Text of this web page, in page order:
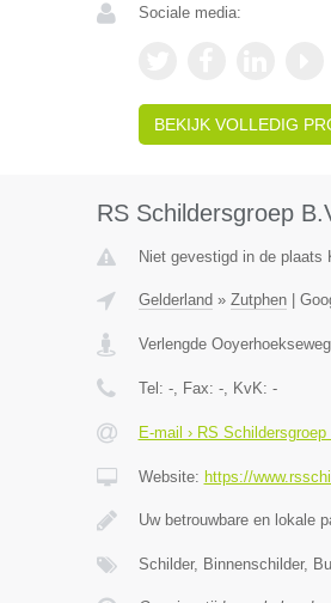
Sociale media:
BEKIJK VOLLEDIG
RS Schildersgroep
Niet gevestigd in de plaats
Gelderland » Zutphen|
Verlengde Ooyerhoekseweg
Tel: -, Fax: -, KvK: -
E-mail › RS Schildersgroep
Website: https://
Uw betrouwbare en lokale
Schilder, Binnenschilder,